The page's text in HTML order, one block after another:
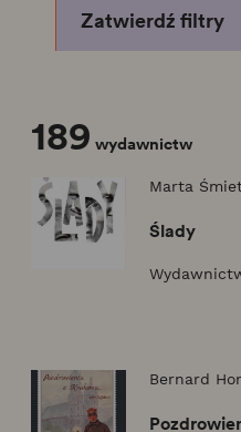
Zatwierdź filtry
189 wydawnictw
Marta
Ślady
Bernard